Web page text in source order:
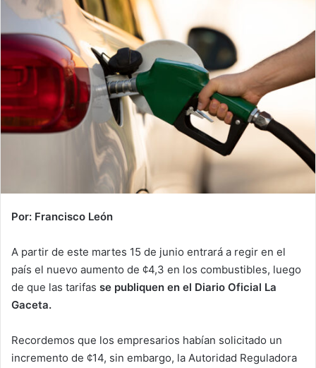
Por: Francisco León
A partir de este martes 15 de junio entrará a regir en el
país el nuevo aumento de ¢4,3 en los combustibles, luego
de que las tarifas se publiquen en el Diario Oficial La
Gaceta.
Recordemos que los empresarios habían solicitado un
incremento de ¢14, sin embargo, la Autoridad Reguladora